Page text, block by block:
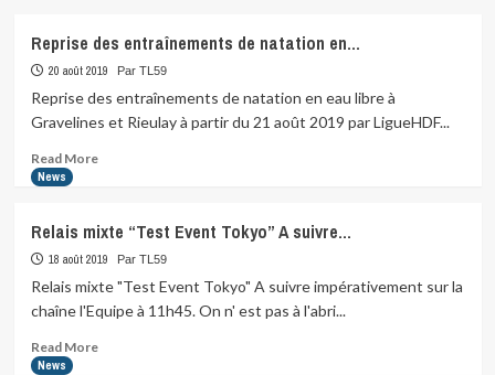
japonais…
”
Regarde
Reprise des entraînements de natation en…
20 août 2019 Par TL59
Reprise des entraînements de natation en eau libre à
Gravelines et Rieulay à partir du 21 août 2019 par LigueHDF...
Read MoreRead
des
entraînements
de
en…
News
Relais mixte “Test Event Tokyo” A suivre…
18 août 2019 Par TL59
Relais mixte "Test Event Tokyo" A suivre impérativement sur la
chaîne l'Equipe à 11h45. On n' est pas à l'abri...
Read MoreRead
News